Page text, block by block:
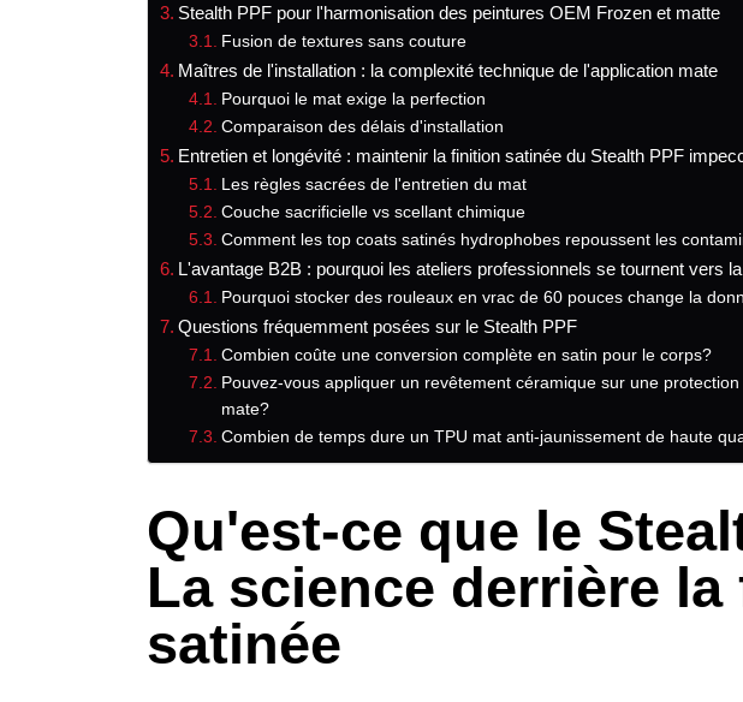
Stealth PPF pour l'harmonisation des peintures OEM Frozen et matte
Fusion de textures sans couture
Maîtres de l'installation : la complexité technique de l'application mate
Pourquoi le mat exige la perfection
Comparaison des délais d'installation
Entretien et longévité : maintenir la finition satinée du Stealth PPF
Les règles sacrées de l'entretien du mat
Couche sacrificielle vs scellant chimique
Comment les top coats satinés hydrophobes repoussent les
L'avantage B2B : pourquoi les ateliers professionnels se tournent vers
Pourquoi stocker des rouleaux en vrac de 60 pouces change la
Questions fréquemment posées sur le Stealth PPF
Combien coûte une conversion complète en satin pour le corps?
Pouvez-vous appliquer un revêtement céramique sur une
mate?
Combien de temps dure un TPU mat anti-jaunissement de haute
Qu'est-ce que le
La science derrière
satinée